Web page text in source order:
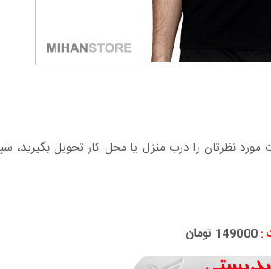
نظرتان را درب منزل یا محل کار تحویل بگیرید،
:149000 تومان